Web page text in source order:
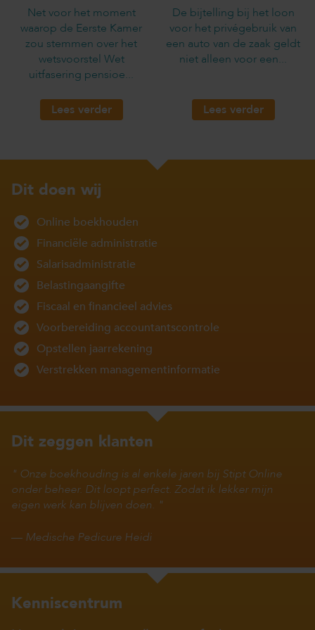
Net voor het moment
waarop de Eerste Kamer
zou stemmen over het
wetsvoorstel Wet
uitfasering pensioe...
Lees verder
De bijtelling bij het loon
voor het privégebruik van
een auto van de zaak geldt
niet alleen voor een...
Lees verder
Dit doen wij
Online boekhouden
Financiële administratie
Salarisadministratie
Belastingaangifte
Fiscaal en financieel advies
Voorbereiding accountantscontrole
Opstellen jaarrekening
Verstrekken managementinformatie
Dit zeggen klanten
Onze boekhouding is al enkele jaren bij Stipt Online
onder beheer. Dit loopt perfect. Zodat ik lekker mijn
eigen werk kan blijven doen.
— Medische Pedicure Heidi
Kenniscentrum